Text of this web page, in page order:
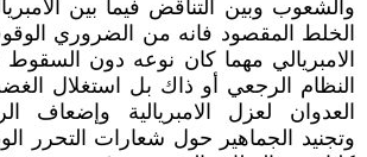
والشعوب وبين التناقض فيما بين
الخلط المقصود فانه من الضروري
الامبريالي مهما كان نوعه دون السقوط
النظام الرجعي أو ذاك بل استغلال
العدوان لعزل الامبريالية وإضعاف
وتجنيد الجماهير حول شعارات التحرر